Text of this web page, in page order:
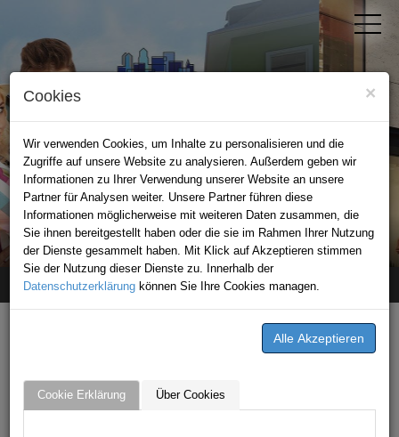
×
Cookies
Wir verwenden Cookies, um Inhalte zu personalisieren und die
Zugriffe auf unsere Website zu analysieren. Außerdem geben wir
Informationen zu Ihrer Verwendung unserer Website an unsere
Partner für Analysen weiter. Unsere Partner führen diese
Informationen möglicherweise mit weiteren Daten zusammen, die
Sie ihnen bereitgestellt haben oder die sie im Rahmen Ihrer Nutzung
der Dienste gesammelt haben. Mit Klick auf Akzeptieren stimmen
Sie der Nutzung dieser Dienste zu. Innerhalb der
Datenschutzerklärung können Sie Ihre Cookies managen.
Cookie Erklärung Über Cookies
STADTPORTAL KAISERSLAUTERN
Home unternehmen your-tla.com
Burgstraße 31/1a
Kaiserslautern